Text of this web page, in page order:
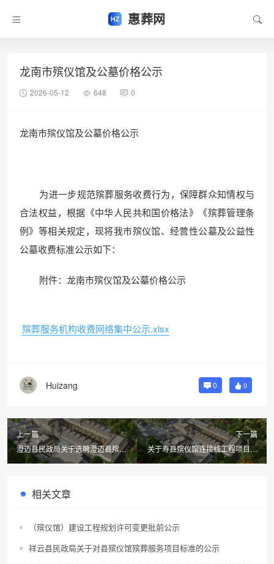
惠葬网
龙南市殡仪馆及公墓价格公示
2026-05-12 648 0
龙南市殡仪馆及公墓价格公示
为进一步规范殡葬服务收费行为，保障群众知情权与
合法权益，根据《中华人民共和国价格法》《殡葬管理条
例》等相关规定，现将我市殡仪馆、经营性公墓及公益性
公墓收费标准公示如下：
附件：龙南市殡仪馆及公墓价格公示
殡葬服务机构收费网络集中公示.xlsx
Huizang 0 0
上一篇
澄迈县民政局关于选聘澄迈县殡仪
馆建设项目（一期）社会稳定风险
下一篇
关于寿县殡仪馆连接线工程项目可
行性研究报告的批复
相关文章
（殡仪馆）建设工程规划许可变更批前公示
祥云县民政局关于对县殡仪馆殡葬服务项目标准的公示